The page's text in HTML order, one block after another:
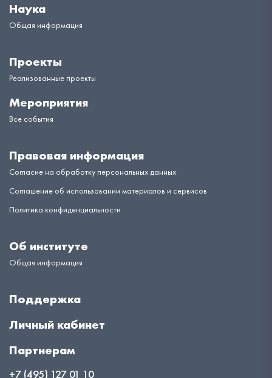
Наука
Общая информация
Проекты
Реализованные проекты
Мероприятия
Все события
Правовая информация
Согласие на обработку персональных данных
Соглашение об использовании материалов и сервисов
Политика конфиденциальности
Об институте
Общая информация
Поддержка
Личный кабинет
Партнерам
+7 (495) 127 01 10